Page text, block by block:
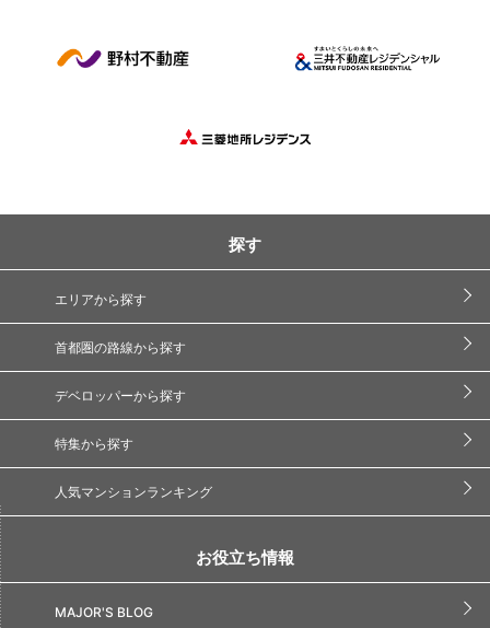
探す
エリアから探す
首都圏の路線から探す
デベロッパーから探す
特集から探す
人気マンションランキング
お役立ち情報
MAJOR'S BLOG